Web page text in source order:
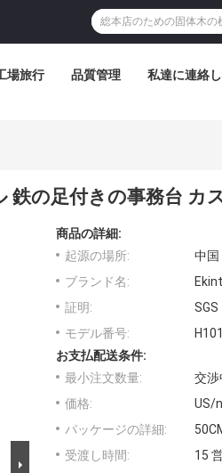
場旅行 品質管理 私達に連絡
鉄の足付きの事務台 カ
商品の詳細:
起源の場所:
中国
ブランド名:
証明:
SGS
モデル番号:
H101
お支払配送条件:
最小注文数量:
交渉
価格:
US/
パッケージの詳細:
受渡し時間:
15